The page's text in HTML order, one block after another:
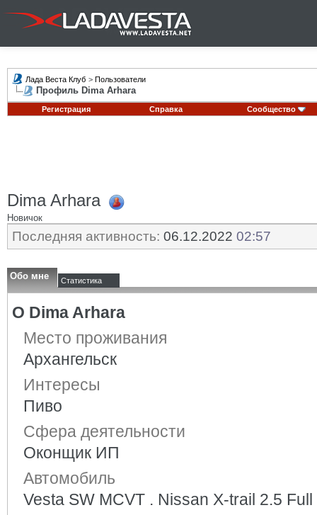
Лада Веста Клуб > Пользователи
Профиль Dima Arhara
Регистрация Справка Сообщество
Dima Arhara
Новичок
Последняя активность: 06.12.2022 02:57
Обо мне Статистика
О Dima Arhara
Место проживания
Архангельск
Интересы
Пиво
Сфера деятельности
Оконщик ИП
Автомобиль
Vesta SW MCVT . Nissan X-trail 2.5 Full